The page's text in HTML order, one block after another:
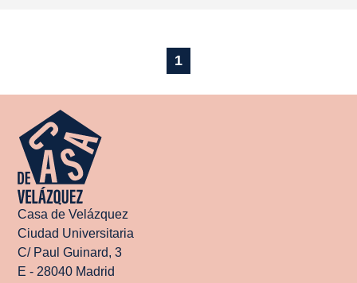
1
Casa de Velázquez
Ciudad Universitaria
C/ Paul Guinard, 3
E - 28040 Madrid